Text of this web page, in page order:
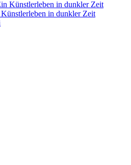
in dunkler Zeit